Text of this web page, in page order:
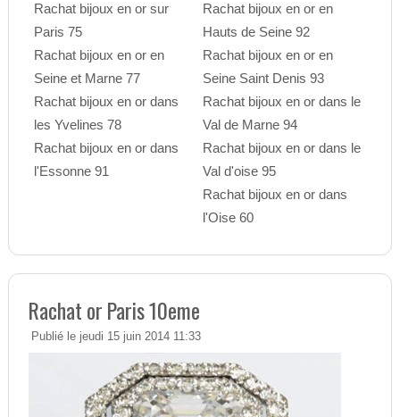
Rachat bijoux en or sur
Paris 75
Rachat bijoux en or en
Seine et Marne 77
Rachat bijoux en or dans
les Yvelines 78
Rachat bijoux en or dans
l'Essonne 91
Rachat bijoux en or en
Hauts de Seine 92
Rachat bijoux en or en
Seine Saint Denis 93
Rachat bijoux en or dans le
Val de Marne 94
Rachat bijoux en or dans le
Val d'oise 95
Rachat bijoux en or dans
l'Oise 60
Rachat or Paris 10eme
Publié le jeudi 15 juin 2014 11:33